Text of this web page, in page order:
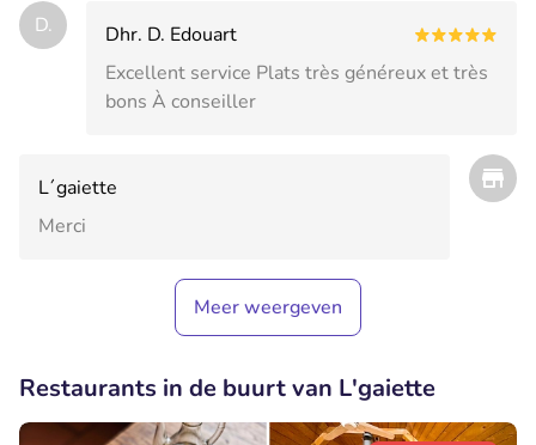
D.
Dhr. D. Edouart
Excellent service Plats très généreux et très
bons À conseiller
L´gaiette
Merci
Meer weergeven
Restaurants in de buurt van L'gaiette